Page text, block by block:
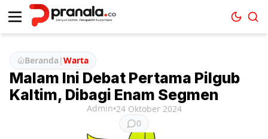
Beranda|Warta
Malam Ini Debat Pertama Pilgub
Kaltim, Dibagi Enam Segmen
Admin•24 Oktober 2024
0